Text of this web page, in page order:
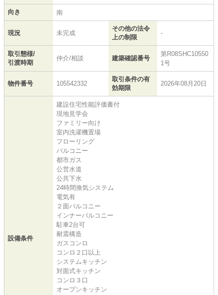
向き 南
現況 未完成
その他の法令
上の制限
-
取引態様/
引渡時期
仲介/相談 建築確認番号
第R08SHC10550
1号
物件番号 105542332
取引条件の有
効期限
2026年08月20日
設備条件
建設住宅性能評価書付
現地見学会
ファミリー向け
室内洗濯機置場
フローリング
バルコニー
都市ガス
公営水道
公共下水
24時間換気システム
電気有
２面バルコニー
インナーバルコニー
駐車2台可
耐震構造
ガスコンロ
コンロ２口以上
システムキッチン
対面式キッチン
コンロ３口
オープンキッチン